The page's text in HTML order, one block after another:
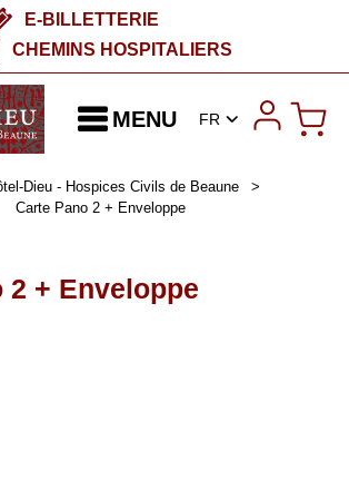
E-BILLETTERIE
CHEMINS HOSPITALIERS
MENU FR
Dieu - Hospices Civils de Beaune
>
Carte Pano 2 + Enveloppe
2 + Enveloppe